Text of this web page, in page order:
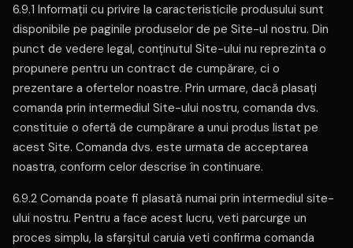
6.9.1 Informații cu privire la caracteristicile produsului sunt
disponibile pe paginile produselor de pe Site-ul nostru. Din
punct de vedere legal, conținutul Site-ului nu reprezinta o
propunere pentru un contract de cumpărare, ci o
prezentare a ofertelor noastre. Prin urmare, dacă plasați
comanda prin intermediul Site-ului nostru, comanda dvs.
constituie o ofertă de cumpărare a unui produs listat pe
acest Site. Comanda dvs. este urmata de acceptarea
noastra, conform celor descrise în continuare.
6.9.2 Comanda poate fi plasată numai prin intermediul site-
ului nostru. Pentru a face acest lucru, veti parcurge un
proces simplu, la sfarșitul caruia veti confirma comanda